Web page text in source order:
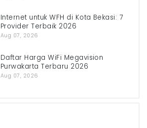
Internet untuk WFH di Kota Bekasi: 7
Provider Terbaik 2026
Aug 07, 2026
Daftar Harga WiFi Megavision
Purwakarta Terbaru 2026
Aug 07, 2026